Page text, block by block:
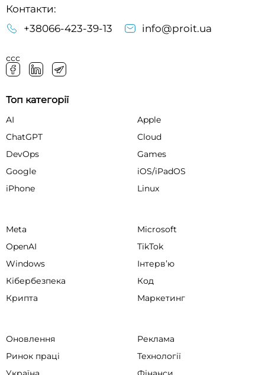
Контакти:
+38066-423-39-13
info@proit.ua
ссс
Топ категорії
AI
Apple
ChatGPT
Cloud
DevOps
Games
Google
iOS/iPadOS
iPhone
Linux
Meta
Microsoft
OpenAI
TikTok
Windows
Інтервʼю
Кібербезпека
Код
Крипта
Маркетинг
Оновлення
Реклама
Ринок праці
Технології